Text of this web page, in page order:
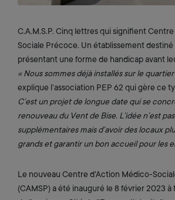
C.A.M.S.P. Cinq lettres qui signifient
Sociale Précoce. Un établissement destiné
présentant une forme de handicap avant
« Nous sommes déjà installés sur le
explique l’association PEP 62 qui gère ce
C’est un projet de longue date qui se
renouveau du Vent de Bise. L’idée n’est
supplémentaires mais d’avoir des locaux
grands et garantir un bon accueil pour les
Le nouveau Centre d'Action Médico-
(CAMSP) a été inauguré le 8 février 2023 à